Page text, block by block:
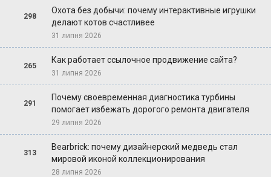
298
Охота без добычи: почему интерактивные игрушки
делают котов счастливее
31 липня 2026
265
Как работает ссылочное продвижение сайта?
31 липня 2026
291
Почему своевременная диагностика турбины
помогает избежать дорогого ремонта двигателя
29 липня 2026
313
Bearbrick: почему дизайнерский медведь стал
мировой иконой коллекционирования
28 липня 2026